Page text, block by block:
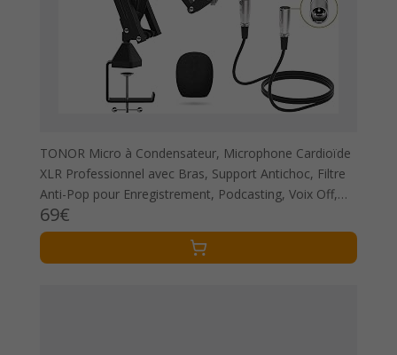
TONOR Micro à Condensateur, Microphone Cardioïde
XLR Professionnel avec Bras, Support Antichoc, Filtre
Anti-Pop pour Enregistrement, Podcasting, Voix Off,
Streaming, Home-Studio, Youtube,TC20
69€